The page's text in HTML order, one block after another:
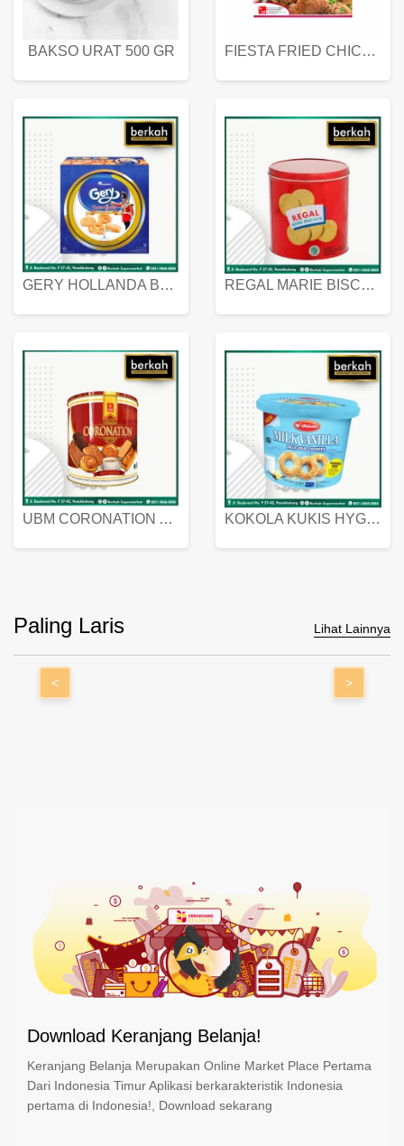
BAKSO URAT 500 GR FIESTA FRIED CHICKEN 500 GR
GERY HOLLANDA BUTTER COOKIES 450 GRAM REGAL MARIE BISCUIT KALENG 550 GRAM
UBM CORONATION ASSORTED BISKUIT KALENG 450 GRAM KOKOLA KUKIS HYGIENIC MILK VANILLA PACK 320 GR
Paling Laris Lihat Lainnya
< >
Download Keranjang Belanja!
Keranjang Belanja Merupakan Online Market Place Pertama
Dari Indonesia Timur Aplikasi berkarakteristik Indonesia
pertama di Indonesia!, Download sekarang